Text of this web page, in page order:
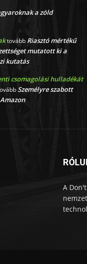
a zöld
tovább Riasztó mértékű
mutatott ki a
kutatás
csomagolási hulladékát
Személyre szabott
A